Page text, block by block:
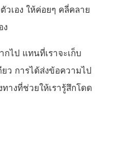
วเอง ให้ค่อยๆ คลี่คลาย
ง
ไป แทนที่เราจะเก็บ
ว การได้ส่งข้อความไป
างที่ช่วยให้เรารู้สึกโดด